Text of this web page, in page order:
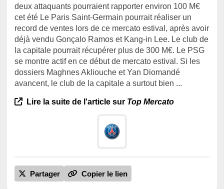
deux attaquants pourraient rapporter environ 100 M€
cet été Le Paris Saint-Germain pourrait réaliser un
record de ventes lors de ce mercato estival, après avoir
déjà vendu Gonçalo Ramos et Kang-in Lee. Le club de
la capitale pourrait récupérer plus de 300 M€. Le PSG
se montre actif en ce début de mercato estival. Si les
dossiers Maghnes Akliouche et Yan Diomandé
avancent, le club de la capitale a surtout bien ...
Lire la suite de l'article sur Top Mercato
Partager Copier le lien